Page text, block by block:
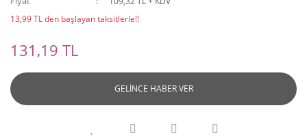
13,99 TL den başlayan taksitlerle!!
131,19 TL
GELİNCE HABER VER